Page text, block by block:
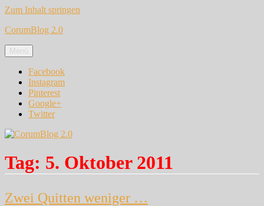
Zum Inhalt springen
CorumBlog 2.0
Menü
Facebook
Instagram
Pinterest
Google+
Twitter
Tag: 5. Oktober 2011
Zwei Quitten weniger …